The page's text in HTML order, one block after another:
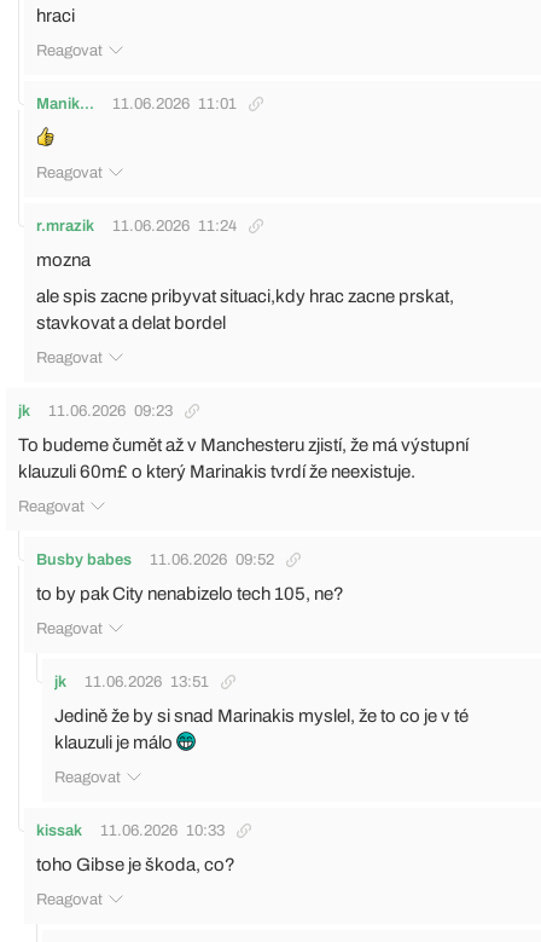
hraci
Reagovat
Manik... 11.06.2026 11:01
Reagovat
r.mrazik 11.06.2026 11:24
mozna
ale spis zacne pribyvat situaci,kdy hrac zacne prskat,
stavkovat a delat bordel
Reagovat
jk 11.06.2026 09:23
To budeme čumět až v Manchesteru zjistí, že má výstupní
klauzuli 60m£ o který Marinakis tvrdí že neexistuje.
Reagovat
Busby babes 11.06.2026 09:52
to by pak City nenabizelo tech 105, ne?
Reagovat
jk 11.06.2026 13:51
Jedině že by si snad Marinakis myslel, že to co je v té
klauzuli je málo
Reagovat
kissak 11.06.2026 10:33
toho Gibse je škoda, co?
Reagovat